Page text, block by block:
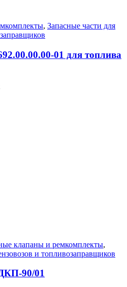
, Запасные части для
01 для топлива
клапаны и ремкомплекты,
и топливозаправщиков
90/01